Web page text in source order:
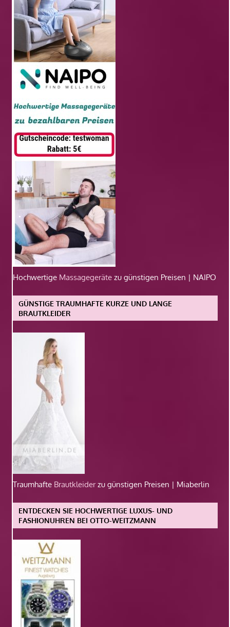
Hochwertige Massagegeräte zu günstigen Preisen | NAIPO
GÜNSTIGE TRAUMHAFTE KURZE UND LANGE
BRAUTKLEIDER
Traumhafte Brautkleiderzu günstigen Preisen | Miaberlin
ENTDECKEN SIE HOCHWERTIGE LUXUS- UND
FASHIONUHREN BEI OTTO-WEITZMANN